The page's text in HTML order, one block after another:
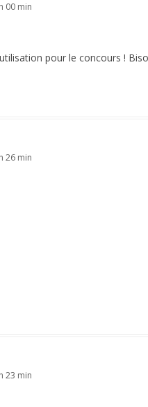
00 min
pour le concours !
26 min
23 min